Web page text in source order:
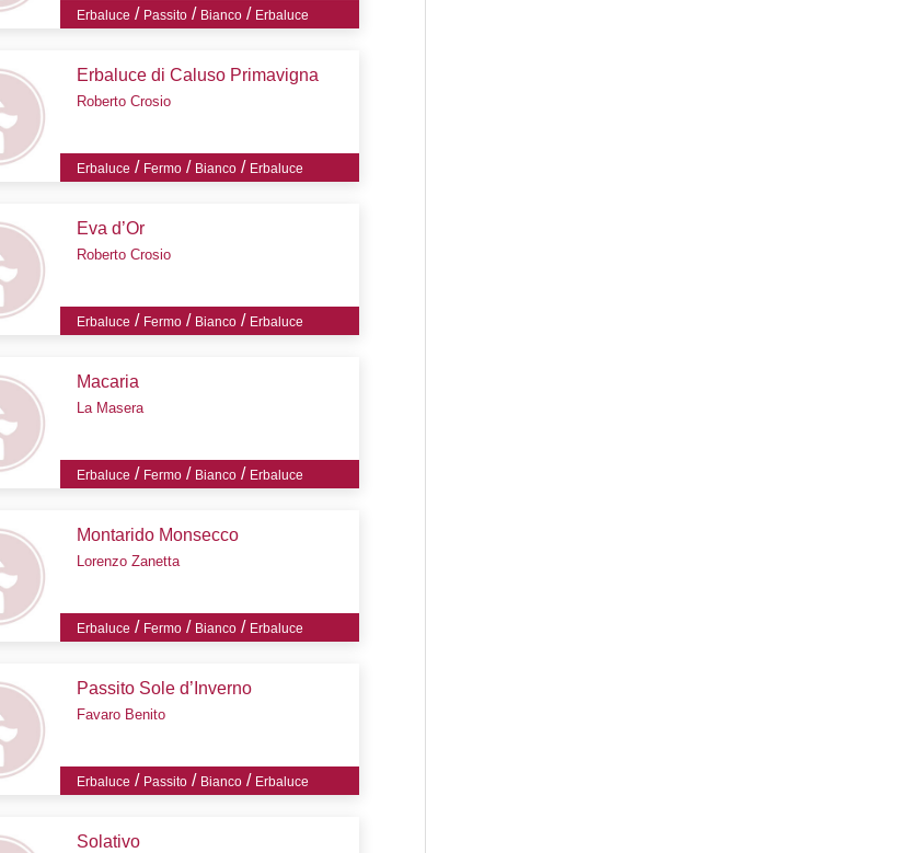
Erbaluce / Passito / Bianco / Erbaluce
Erbaluce di Caluso Primavigna
Roberto Crosio
Erbaluce / Fermo / Bianco / Erbaluce
Eva d’Or
Roberto Crosio
Erbaluce / Fermo / Bianco / Erbaluce
Macaria
La Masera
Erbaluce / Fermo / Bianco / Erbaluce
Montarido Monsecco
Lorenzo Zanetta
Erbaluce / Fermo / Bianco / Erbaluce
Passito Sole d’Inverno
Favaro Benito
Erbaluce / Passito / Bianco / Erbaluce
Solativo